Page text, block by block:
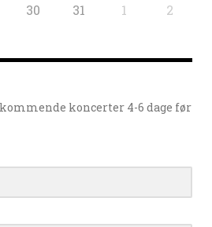
30 31 1 2
koncerter 4-6 dage før